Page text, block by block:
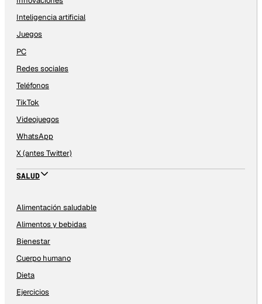
Inteligencia artificial
Juegos
PC
Redes sociales
Teléfonos
TikTok
Videojuegos
WhatsApp
X (antes Twitter)
SALUD
Alimentación saludable
Alimentos y bebidas
Bienestar
Cuerpo humano
Dieta
Ejercicios